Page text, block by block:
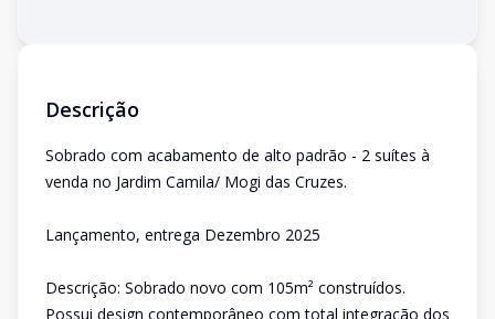
Descrição
Sobrado com acabamento de alto padrão - 2 suítes à
venda no Jardim Camila/ Mogi das Cruzes.
Lançamento, entrega Dezembro 2025
Descrição: Sobrado novo com 105m² construídos.
Possui design contemporâneo com total integração dos